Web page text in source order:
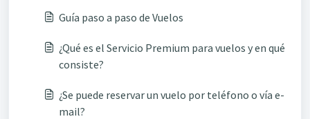
Guía paso a paso de Vuelos
¿Qué es el Servicio Premium para vuelos y en qué
consiste?
¿Se puede reservar un vuelo por teléfono o vía e-
mail?